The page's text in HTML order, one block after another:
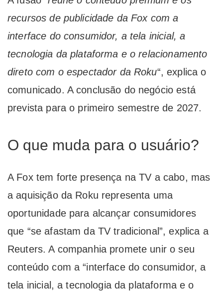
recursos de publicidade da Fox com a
interface do consumidor, a tela inicial, a
tecnologia da plataforma e o relacionamento
direto com o espectador da Roku“, explica o
comunicado. A conclusão do negócio está
prevista para o primeiro semestre de 2027.
O que muda para o usuário?
A Fox tem forte presença na TV a cabo, mas
a aquisição da Roku representa uma
oportunidade para alcançar consumidores
que “se afastam da TV tradicional”, explica a
Reuters. A companhia promete unir o seu
conteúdo com a “interface do consumidor, a
tela inicial, a tecnologia da plataforma e o